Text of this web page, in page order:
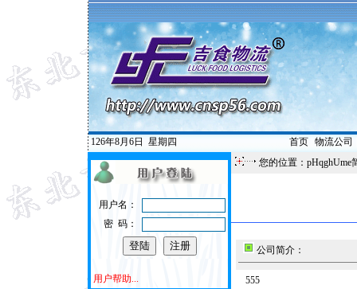
126年8月6日 星期四 首页| 物流公司
用户名：
密 码：
用户帮助...
您的位置：pHqghUme
公司简介：
555